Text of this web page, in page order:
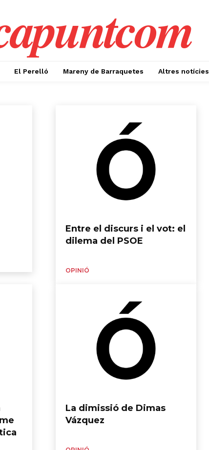
El Perelló Mareny de Barraquetes Altres notícies
Entre el discurs i el vot: el
dilema del PSOE
OPINIÓ
La dimissió de Dimas
Vázquez